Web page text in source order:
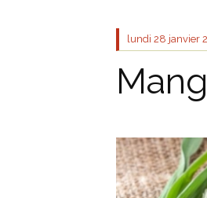
lundi 28 janvier